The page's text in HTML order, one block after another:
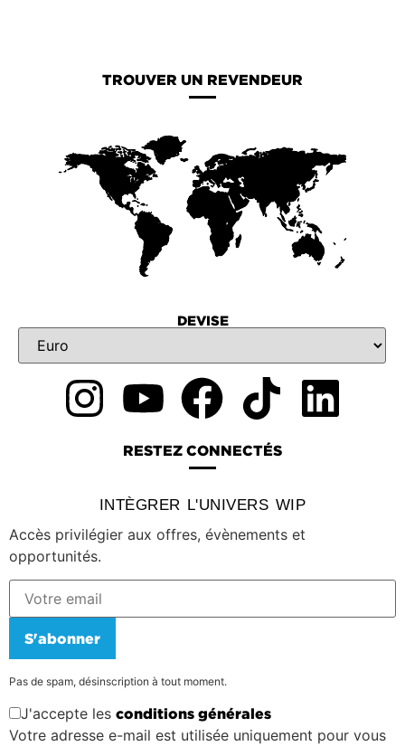
TROUVER UN REVENDEUR
DEVISE
RESTEZ CONNECTÉS
INTÈGRER L'UNIVERS WIP
Accès privilégier aux offres, évènements et
opportunités.
S'abonner
Pas de spam, désinscription à tout moment.
J'accepte les conditions générales
Votre adresse e-mail est utilisée uniquement pour vous